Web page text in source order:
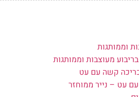
וממותגות
מעוצבות וממותגות
קשה עם עט
עט – נייר ממוחזר